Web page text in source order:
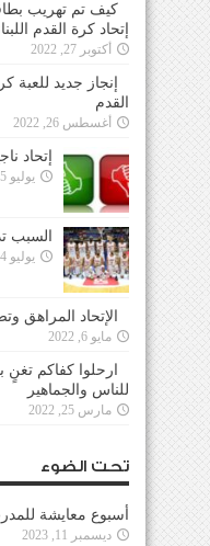
كيف تم تهريب
إتحاد كرة القدم
أكتوبر 27, 2022
إنجاز جديد للعبة
القدم
أغسطس 26, 2022
إتحاد
يوليو 25, 2022
السبب
يوليو 24, 2022
الإتحاد المراهق
مايو 6, 2022
ارحلوا كفاكم تغنٍ
للناس والجماهير
مارس 25, 2022
تحت الضوء
أسبوع معايشة
ديسمبر 11, 2023